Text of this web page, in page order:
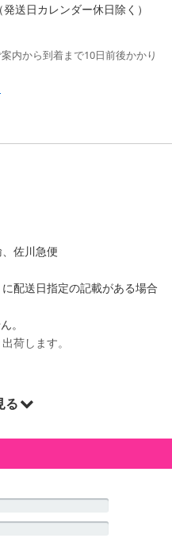
送日カレンダー休日除く）
内から到着まで10日前後かかり
佐川急便
配送日指定の記載がある場合
。
荷します。
、砂糖、食塩）調味昆布（昆
ナシオキアミ、砂糖、食塩、
る